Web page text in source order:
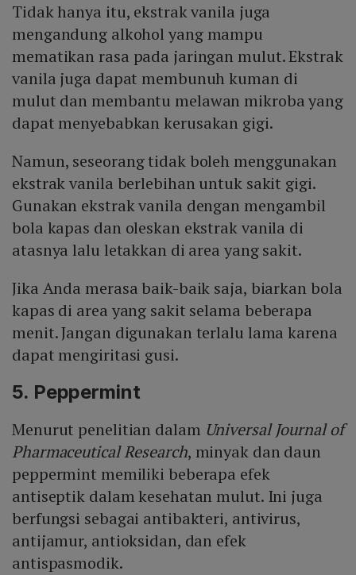
Tidak hanya itu, ekstrak vanila juga
mengandung alkohol yang mampu
mematikan rasa pada jaringan mulut. Ekstrak
vanila juga dapat membunuh kuman di
mulut dan membantu melawan mikroba yang
dapat menyebabkan kerusakan gigi.
Namun, seseorang tidak boleh menggunakan
ekstrak vanila berlebihan untuk sakit gigi.
Gunakan ekstrak vanila dengan mengambil
bola kapas dan oleskan ekstrak vanila di
atasnya lalu letakkan di area yang sakit.
Jika Anda merasa baik-baik saja, biarkan bola
kapas di area yang sakit selama beberapa
menit. Jangan digunakan terlalu lama karena
dapat mengiritasi gusi.
5. Peppermint
Menurut penelitian dalam Universal Journal of
Pharmaceutical Research, minyak dan daun
peppermint memiliki beberapa efek
antiseptik dalam kesehatan mulut. Ini juga
berfungsi sebagai antibakteri, antivirus,
antijamur, antioksidan, dan efek
antispasmodik.